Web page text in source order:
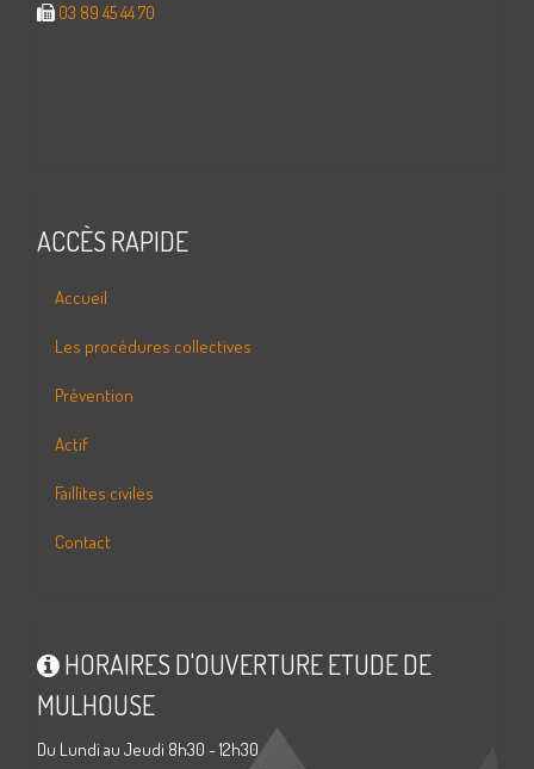
03 89 45 44 70
ACCÈS RAPIDE
Accueil
Les procédures collectives
Prévention
Actif
Faillites civiles
Contact
HORAIRES D'OUVERTURE ETUDE DE
MULHOUSE
Du Lundi au Jeudi 8h30 - 12h30